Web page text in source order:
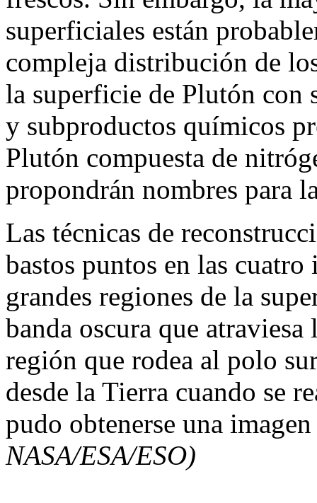
superficiales están
compleja distribución de
la superficie de Plutón con
y subproductos químicos
Plutón compuesta de
propondrán nombres para
Las técnicas de
bastos puntos en las
grandes regiones de la
banda oscura que
región que rodea al polo
desde la Tierra cuando se
pudo obtenerse una
NASA/ESA/ESO)